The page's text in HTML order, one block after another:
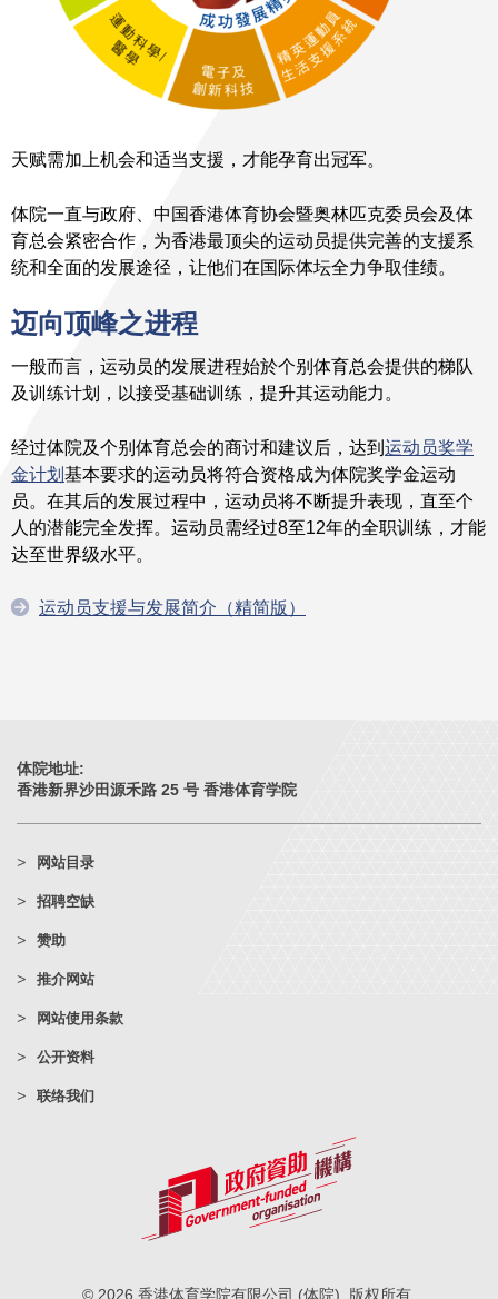
天赋需加上机会和适当支援，才能孕育出冠军。
体院一直与政府、中国香港体育协会暨奥林匹克委员会及体
育总会紧密合作，为香港最顶尖的运动员提供完善的支援系
统和全面的发展途径，让他们在国际体坛全力争取佳绩。
迈向顶峰之进程
一般而言，运动员的发展进程始於个别体育总会提供的梯队
及训练计划，以接受基础训练，提升其运动能力。
经过体院及个别体育总会的商讨和建议后，达到运动员奖学
金计划基本要求的运动员将符合资格成为体院奖学金运动
员。在其后的发展过程中，运动员将不断提升表现，直至个
人的潜能完全发挥。运动员需经过8至12年的全职训练，才能
达至世界级水平。
运动员支援与发展简介（精简版）
体院地址:
香港新界沙田源禾路 25 号 香港体育学院
网站目录
招聘空缺
赞助
推介网站
网站使用条款
公开资料
联络我们
© 2026 香港体育学院有限公司 (体院). 版权所有.